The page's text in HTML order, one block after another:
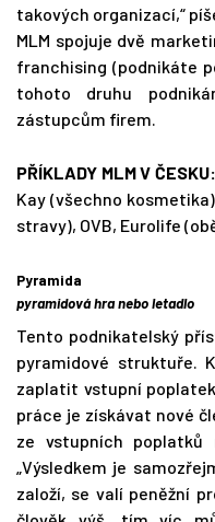
takových organizací,“
MLM spojuje dvě
franchising (podnikáte
tohoto druhu
zástupcům firem.
PŘÍKLADY MLM V ČESKU:
Kay (všechno
stravy), OVB, Eurolife
Pyramida
pyramidová hra nebo letadlo
Tento podnikatelský
pyramidové struktuře.
zaplatit vstupní
práce je získávat nové
ze vstupních poplatků
„Výsledkem je
založí, se valí peněžní